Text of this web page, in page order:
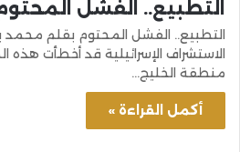
التطبيع.. الفشل
التطبيع.. الفشل المحتوم بقلم محمد
الاستشراف الإسرائيلية قد أخطأت هذه
منطقة الخليج…
أكمل القراءة »